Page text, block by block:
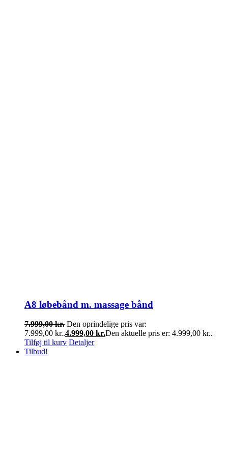
A8 løbebånd m. massage bånd
7.999,00kr. Den oprindelige pris var:
7.999,00 kr..4.999,00 kr.Den aktuelle pris er: 4.999,00 kr..
Tilføj til kurv Detaljer
Tilbud!